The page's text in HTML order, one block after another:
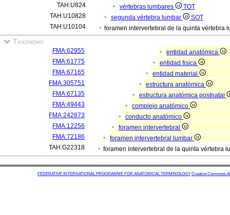
TAH:U824
vértebras lumbares
TOT
TAH:U10828
segunda vértebra lumbar
SOT
TAH:U10104
foramen intervertebral de la quinta vértebra
Taxonomy
FMA:62955
entidad anatómica
FMA:61775
entidad fisica
FMA:67165
entidad material
FMA:305751
estructura anatómica
FMA:67135
estructura anatómica postnatal
FMA:49443
complejo anatómico
FMA:242873
conducto anatómico
FMA:12256
foramen intervertebral
FMA:72186
foramen intervertebral lumbar
TAH:G22318
foramen intervertebral de la quinta vértebra
FEDERATIVE INTERNATIONAL PROGRAMME FOR ANATOMICAL TERMINOLOGY Creative Commons